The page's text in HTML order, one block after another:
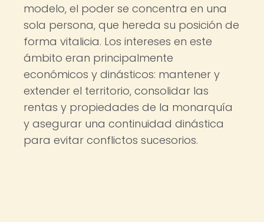
modelo, el poder se concentra en una
sola persona, que hereda su posición de
forma vitalicia. Los intereses en este
ámbito eran principalmente
económicos y dinásticos: mantener y
extender el territorio, consolidar las
rentas y propiedades de la monarquía
y asegurar una continuidad dinástica
para evitar conflictos sucesorios.